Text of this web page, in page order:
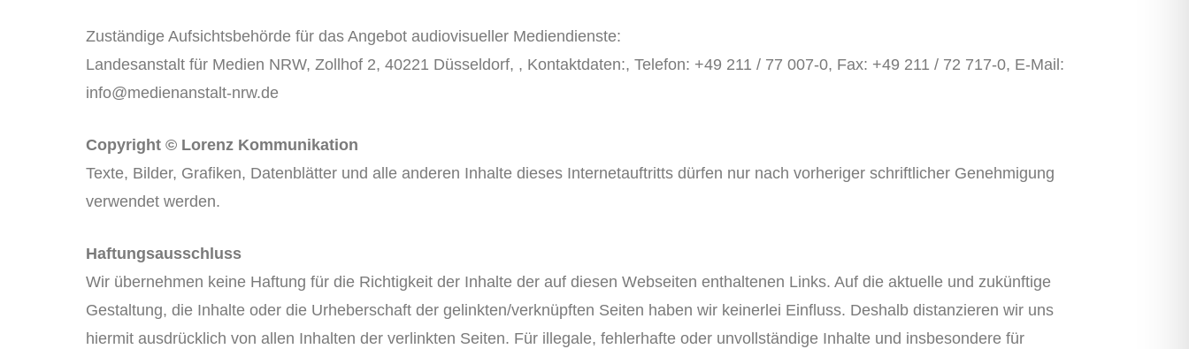
Zuständige Aufsichtsbehörde für das Angebot audiovisueller Mediendienste:
Landesanstalt für Medien NRW, Zollhof 2, 40221 Düsseldorf, , Kontaktdaten:, Telefon: +49 211 / 77 007-0, Fax: +49 211 / 72 717-0, E-Mail:
info@medienanstalt-nrw.de
Copyright © Lorenz Kommunikation
Texte, Bilder, Grafiken, Datenblätter und alle anderen Inhalte dieses Internetauftritts dürfen nur nach vorheriger schriftlicher Genehmigung
verwendet werden.
Haftungsausschluss
Wir übernehmen keine Haftung für die Richtigkeit der Inhalte der auf diesen Webseiten enthaltenen Links. Auf die aktuelle und zukünftige
Gestaltung, die Inhalte oder die Urheberschaft der gelinkten/verknüpften Seiten haben wir keinerlei Einfluss. Deshalb distanzieren wir uns
hiermit ausdrücklich von allen Inhalten der verlinkten Seiten. Für illegale, fehlerhafte oder unvollständige Inhalte und insbesondere für